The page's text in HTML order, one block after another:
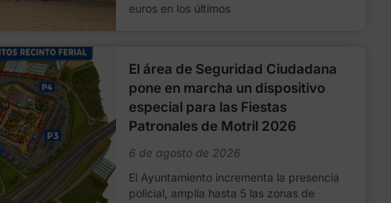
euros en los últimos
El área de Seguridad Ciudadana
pone en marcha un dispositivo
especial para las Fiestas
Patronales de Motril 2026
6 de agosto de 2026
El Ayuntamiento incrementa la presencia
policial, amplía hasta 5 las zonas de